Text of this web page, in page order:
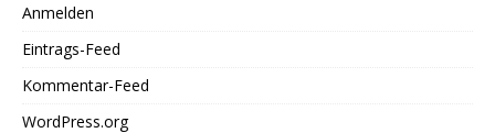
Anmelden
Eintrags-Feed
Kommentar-Feed
WordPress.org